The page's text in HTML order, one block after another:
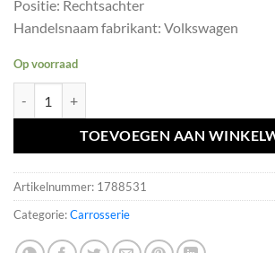
Positie: Rechtsachter
Handelsnaam fabrikant: Volkswagen
Op voorraad
TOEVOEGEN AAN
Artikelnummer: 1788531
Categorie:Carrosserie